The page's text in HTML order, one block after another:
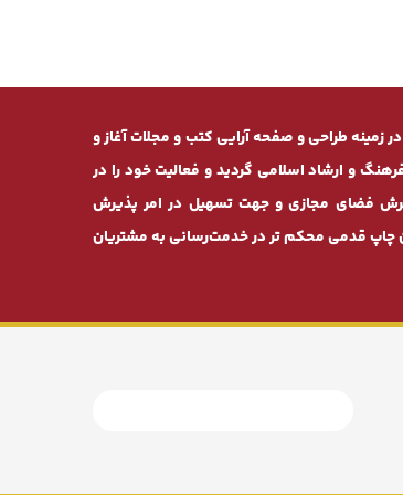
تخصصی فعالیت خود را در زمینه طراحی و صفحه ‌آرایی کتب و مجلات آغاز و
رسمی از وزارت فرهنگ و ارشاد اسلامی گردید و فعالیت خود را در
فضای مجازی و جهت تسهیل در امر پذیرش
‌چاپ قدمی محکم ‌تر در خدمت‌رسانی به مشتریان